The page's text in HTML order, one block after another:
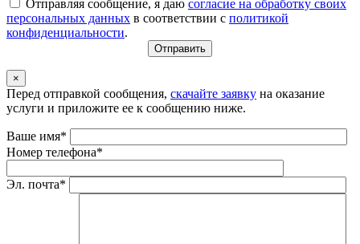
Отправляя сообщение, я даю согласие на обработку своих
персональных данных в соответствии с политикой
конфиденциальности.
×
Перед отправкой сообщения, скачайте заявку на оказание
услуги и приложите ее к сообщению ниже.
Ваше имя*
Номер телефона*
Эл. почта*